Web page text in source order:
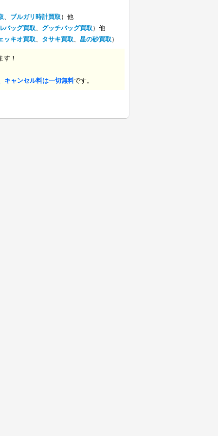
、 ブルガリ時計買取 ）他
バッグ買取、 グッチバッグ買取 ）他
ッキオ買取、 タサキ買取、 星の砂買取 ）
す！
キャンセル料は一切無料です。